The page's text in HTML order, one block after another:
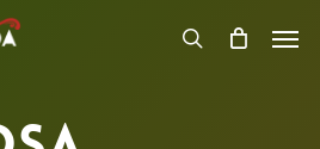
searchClose